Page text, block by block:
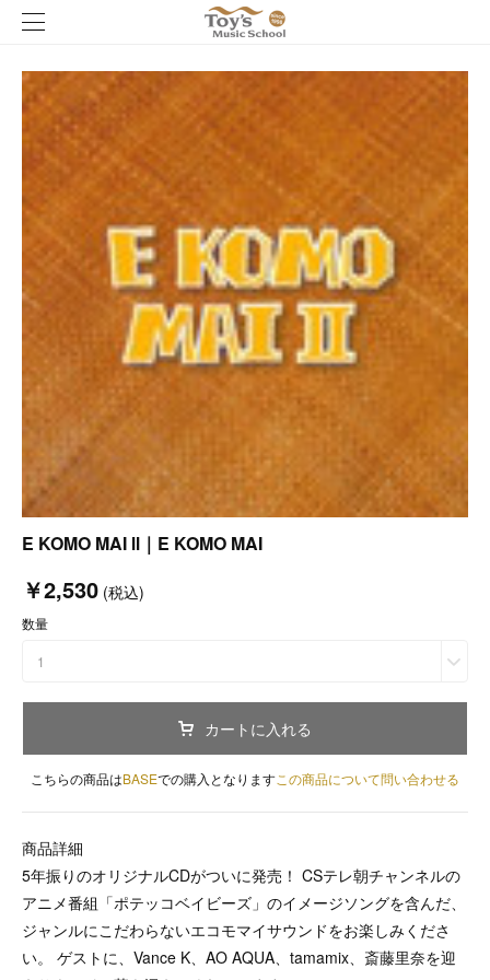
E KOMO MAI Ⅱ｜E KOMO MAI
￥2,530 (税込)
数量
1
カートに入れる
こちらの商品はBASEでの購入となりますこの商品について問い合わせる
商品詳細
5年振りのオリジナルCDがついに発売！ CSテレ朝チャンネルの
アニメ番組「ポテッコベイビーズ」のイメージソングを含んだ、
ジャンルにこだわらないエコモマイサウンドをお楽しみくださ
い。 ゲストに、Vance K、AO AQUA、tamamix、斎藤里奈を迎